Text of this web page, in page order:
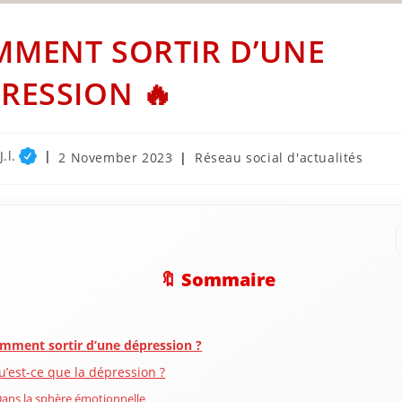
SORTIR D’UNE
🔥
Post
2 November 2023
Post
Réseau social d'actualités
🔖 Sommaire
sortir d’une dépression ?
ce que la dépression ?
la sphère émotionnelle